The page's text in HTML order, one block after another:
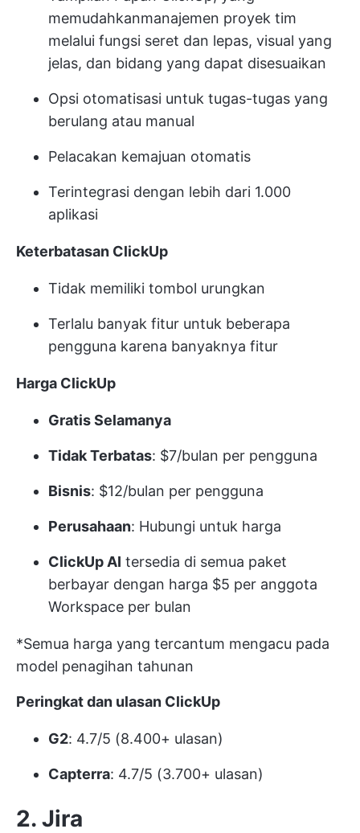
memudahkanmanajemen proyek tim
melalui fungsi seret dan lepas, visual yang
jelas, dan bidang yang dapat disesuaikan
Opsi otomatisasi untuk tugas-tugas yang
berulang atau manual
Pelacakan kemajuan otomatis
Terintegrasi dengan lebih dari 1.000
aplikasi
Keterbatasan ClickUp
Tidak memiliki tombol urungkan
Terlalu banyak fitur untuk beberapa
pengguna karena banyaknya fitur
Harga ClickUp
Gratis Selamanya
Tidak Terbatas: $7/bulan per pengguna
Bisnis: $12/bulan per pengguna
Perusahaan: Hubungi untuk harga
ClickUp AI tersedia di semua paket
berbayar dengan harga $5 per anggota
Workspace per bulan
*Semua harga yang tercantum mengacu pada
model penagihan tahunan
Peringkat dan ulasan ClickUp
G2: 4.7/5 (8.400+ ulasan)
Capterra: 4.7/5 (3.700+ ulasan)
2. Jira